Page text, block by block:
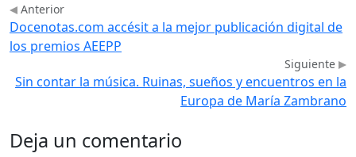
Anterior
Docenotas.com accésit a la mejor publicación digital de
los premios AEEPP
Siguiente
Sin contar la música. Ruinas, sueños y encuentros en la
Europa de María Zambrano
Deja un comentario